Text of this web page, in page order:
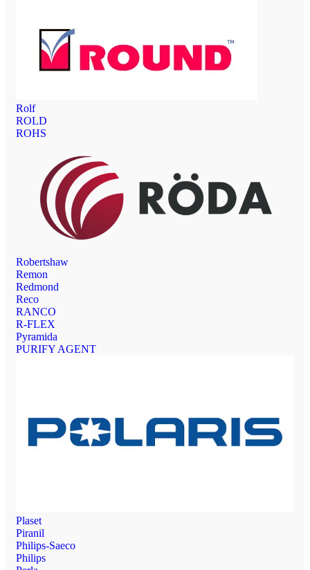
Rolf
ROLD
ROHS
Robertshaw
Remon
Redmond
Reco
RANCO
R-FLEX
Pyramida
PURIFY AGENT
Plaset
Piranil
Philips-Saeco
Philips